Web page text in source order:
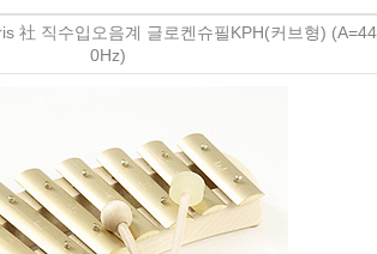
社 직수입오음계 글로켄슈필KPH(커브형) (A=44
0Hz)